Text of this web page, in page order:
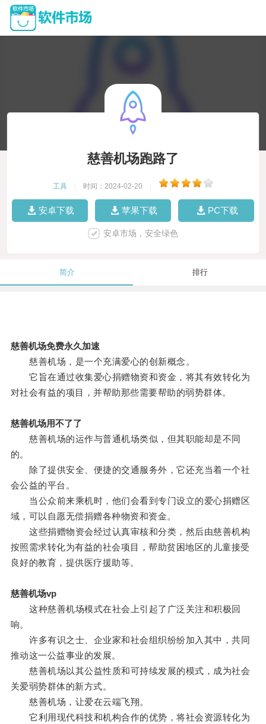
慈善机场跑路了
工具 时间：2024-02-20
安卓下载 苹果下载 PC下载
安卓市场，安全绿色
简介 排行
慈善机场免费永久加速
慈善机场，是一个充满爱心的创新概念。
它旨在通过收集爱心捐赠物资和资金，将其有效转化为
对社会有益的项目，并帮助那些需要帮助的弱势群体。
慈善机场用不了了
慈善机场的运作与普通机场类似，但其职能却是不同
的。
除了提供安全、便捷的交通服务外，它还充当着一个社
会公益的平台。
当公众前来乘机时，他们会看到专门设立的爱心捐赠区
域，可以自愿无偿捐赠各种物资和资金。
这些捐赠物资会经过认真审核和分类，然后由慈善机构
按照需求转化为有益的社会项目，帮助贫困地区的儿童接受
良好的教育，提供医疗援助等。
慈善机场vp
这种慈善机场模式在社会上引起了广泛关注和积极回
响。
许多有识之士、企业家和社会组织纷纷加入其中，共同
推动这一公益事业的发展。
慈善机场以其公益性质和可持续发展的模式，成为社会
关爱弱势群体的新方式。
慈善机场，让爱在云端飞翔。
它利用现代科技和机构合作的优势，将社会资源转化为